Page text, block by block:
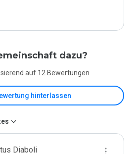
dazu?
auf 12 Bewertungen
hinterlassen
Diaboli